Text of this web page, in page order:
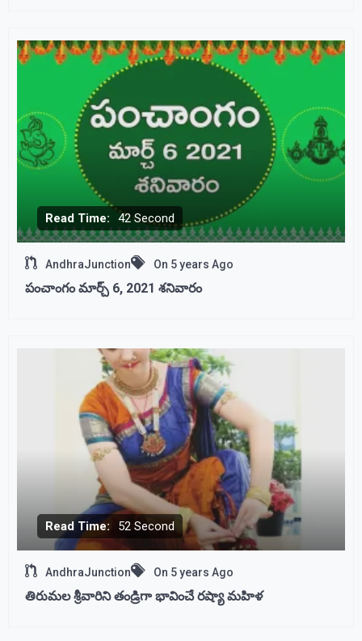
Read Time: 42 Second
AndhraJunction On 5 years Ago
పంచాంగం మార్చ్ 6, 2021 శనివారం
Read Time: 52 Second
AndhraJunction On 5 years Ago
తిరుమల శ్రీవారిని తండ్రిగా భావించే రష్యా మహిళ